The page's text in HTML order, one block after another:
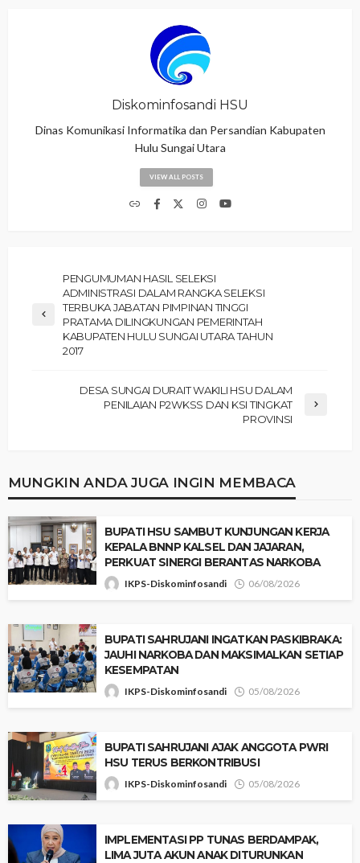
Diskominfosandi HSU
Dinas Komunikasi Informatika dan Persandian Kabupaten
Hulu Sungai Utara
VIEW ALL POSTS
PENGUMUMAN HASIL SELEKSI
ADMINISTRASI DALAM RANGKA SELEKSI
TERBUKA JABATAN PIMPINAN TINGGI
PRATAMA DILINGKUNGAN PEMERINTAH
KABUPATEN HULU SUNGAI UTARA TAHUN
2017
DESA SUNGAI DURAIT WAKILI HSU DALAM
PENILAIAN P2WKSS DAN KSI TINGKAT
PROVINSI
MUNGKIN ANDA JUGA INGIN MEMBACA
‎BUPATI HSU SAMBUT KUNJUNGAN KERJA
KEPALA BNNP KALSEL DAN JAJARAN,
PERKUAT SINERGI BERANTAS NARKOBA
IKPS-Diskominfosandi 06/08/2026
BUPATI SAHRUJANI INGATKAN PASKIBRAKA:
JAUHI NARKOBA DAN MAKSIMALKAN SETIAP
KESEMPATAN
IKPS-Diskominfosandi 05/08/2026
BUPATI SAHRUJANI AJAK ANGGOTA PWRI
HSU TERUS BERKONTRIBUSI
IKPS-Diskominfosandi 05/08/2026
IMPLEMENTASI PP TUNAS BERDAMPAK,
LIMA JUTA AKUN ANAK DITURUNKAN